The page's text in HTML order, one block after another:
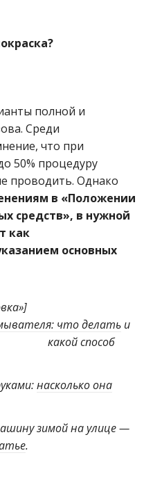
полной и
Среди
что при
50% процедуру
проводить. Однако
в «Положении
средств», в нужной
как
основных
что делать и
какой способ
насколько она
зимой на улице —
.